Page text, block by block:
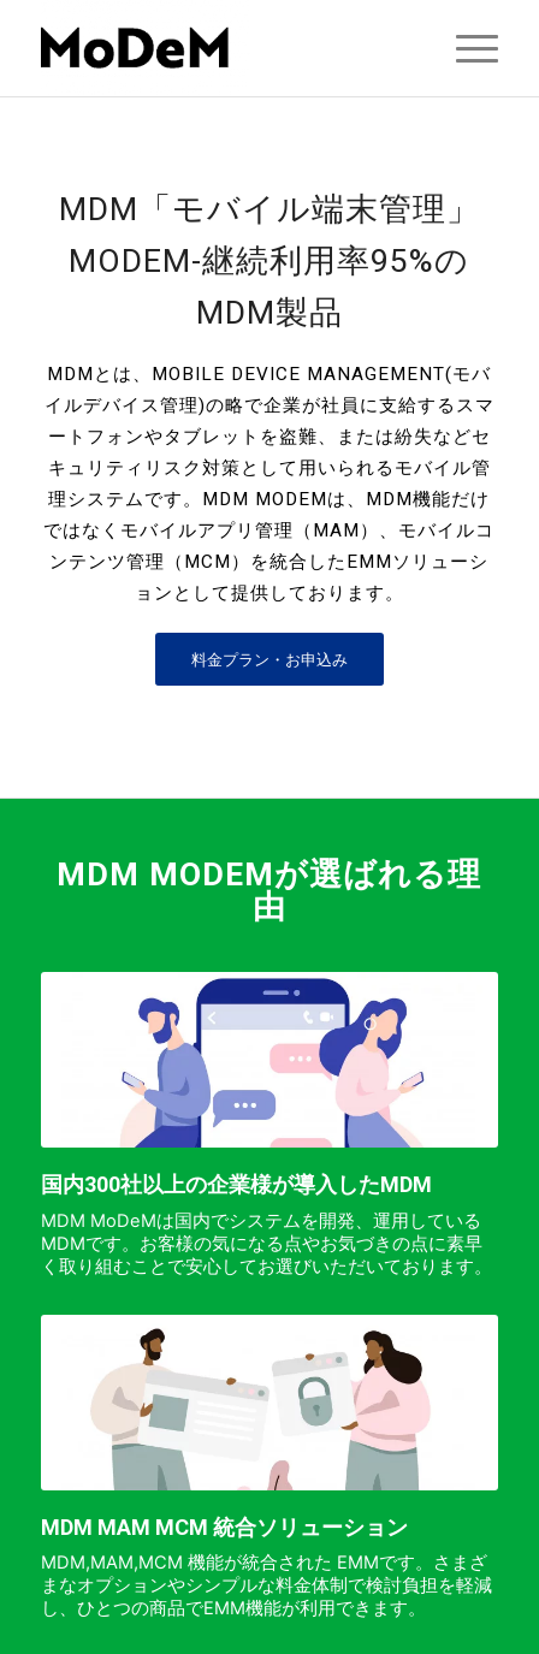
MDM「モバイル端末管理」
MODEM-継続利用率95%の
MDM製品
MDMとは、MOBILE DEVICE MANAGEMENT(モバ
イルデバイス管理)の略で企業が社員に支給するスマ
ートフォンやタブレットを盗難、または紛失などセ
キュリティリスク対策として用いられるモバイル管
理システムです。MDM MODEMは、MDM機能だけ
ではなくモバイルアプリ管理（MAM）、モバイルコ
ンテンツ管理（MCM）を統合したEMMソリューシ
ョンとして提供しております。
料金プラン・お申込み
MDM MODEMが選ばれる理
由
国内300社以上の企業様が導入したMDM
MDM MoDeMは国内でシステムを開発、運用している
MDMです。お客様の気になる点やお気づきの点に素早
く取り組むことで安心してお選びいただいております。
MDM MAM MCM 統合ソリューション
MDM,MAM,MCM 機能が統合された EMMです。さまざ
まなオプションやシンプルな料金体制で検討負担を軽減
し、ひとつの商品でEMM機能が利用できます。